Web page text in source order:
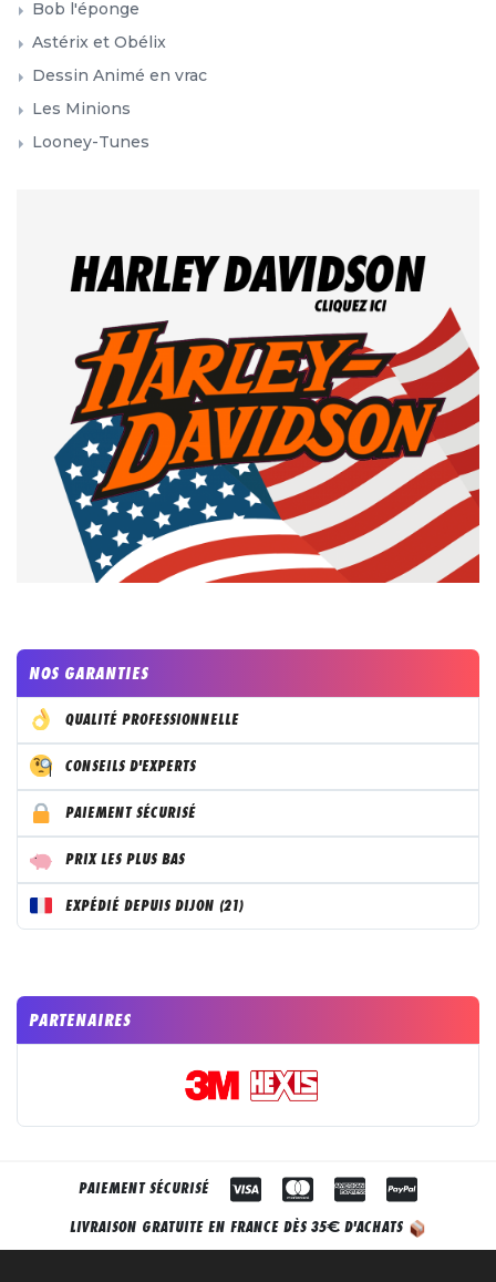
Bob l'éponge
Astérix et Obélix
Dessin Animé en vrac
Les Minions
Looney-Tunes
NOS GARANTIES
QUALITÉ PROFESSIONNELLE
CONSEILS D'EXPERTS
PAIEMENT SÉCURISÉ
PRIX LES PLUS BAS
EXPÉDIÉ DEPUIS DIJON (21)
PARTENAIRES
PAIEMENT SÉCURISÉ
LIVRAISON GRATUITE EN FRANCE DÈS 35€ D'ACHATS